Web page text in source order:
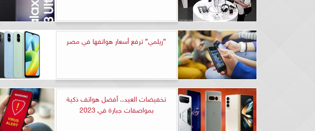
”ريلمي” ترفع أسعار هواتفها في مصر
تخفيضات العيد.. أفضل هواتف ذكية
بمواصفات جبارة في 2023